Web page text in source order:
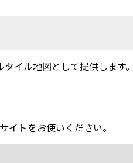
タイル地図として提供します
トをお使いください。